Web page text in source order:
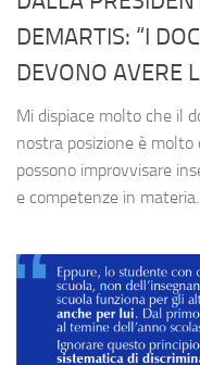
DEMARTIS: “I
DEVONO AVERE
Mi dispiace molto che il
nostra posizione è molto
possono improvvisare
e competenze in materia...